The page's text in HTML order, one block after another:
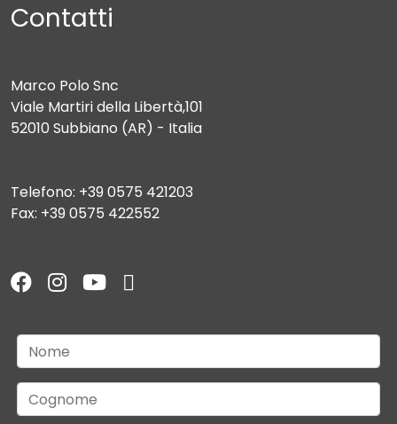
Contatti
Marco Polo Snc
Viale Martiri della Libertà,101
52010 Subbiano (AR) - Italia
Telefono: +39 0575 421203
Fax: +39 0575 422552